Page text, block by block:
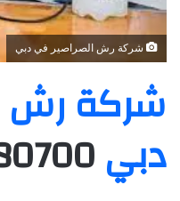
شركة رش الصراصير في دبي
شركة رش
دبي